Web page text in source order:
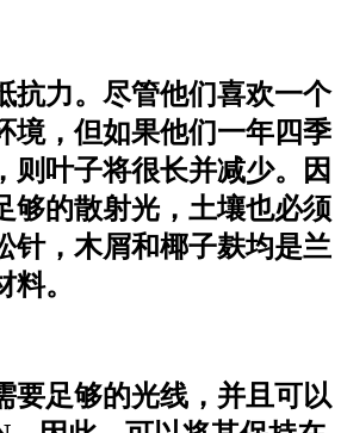
抗力。尽管他们喜欢一个
境，但如果他们一年四季
则叶子将很长并减少。因
够的散射光，土壤也必须
针，木屑和椰子麸均是兰
。
要足够的光线，并且可以